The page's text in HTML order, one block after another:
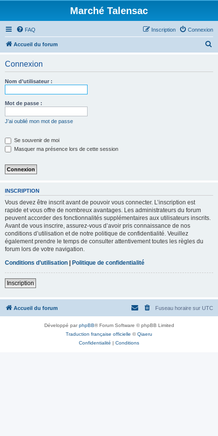
Marché Talensac
FAQ Connexion
Inscription
Accueil du forum
Connexion
Nom d’utilisateur :
Mot de passe :
J’ai oublié mon mot de passe
Se souvenir de moi
Masquer ma présence lors de cette session
INSCRIPTION
Vous devez être inscrit avant de pouvoir vous connecter. L’inscription est
rapide et vous offre de nombreux avantages. Les administrateurs du forum
peuvent accorder des fonctionnalités supplémentaires aux utilisateurs inscrits.
Avant de vous inscrire, assurez-vous d’avoir pris connaissance de nos
conditions d’utilisation et de notre politique de confidentialité. Veuillez
également prendre le temps de consulter attentivement toutes les règles du
forum lors de votre navigation.
Conditions d’utilisation | Politique de confidentialité
Inscription
Accueil du forum Fuseau horaire sur UTC
Développé parphpBB® Forum Software © phpBB Limited
Traduction française officielle ©Qiaeru
Confidentialité | Conditions